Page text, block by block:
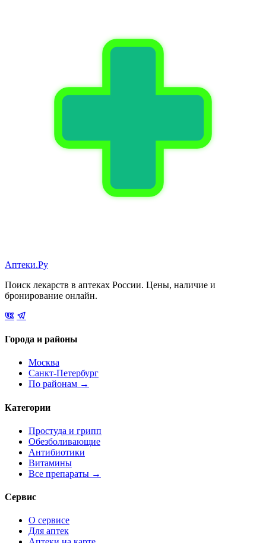
Аптеки.Ру
Поиск лекарств в аптеках России. Цены, наличие и
бронирование онлайн.
Города и районы
Москва
Санкт-Петербург
По районам →
Категории
Простуда и грипп
Обезболивающие
Антибиотики
Витамины
Все препараты →
Сервис
О сервисе
Для аптек